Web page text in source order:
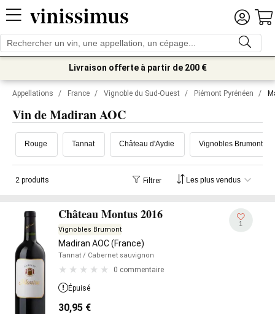
Livraison offerte à partir de 200 €
Appellations / France / Vignoble du Sud-Ouest / Piémont Pyrénéen /
Vin de Madiran AOC
Rouge Tannat Château d'Aydie Vignobles Brumont
2 produits Filtrer
Château Montus 2016
Vignobles Brumont
Madiran AOC (France)
Tannat / Cabernet sauvignon
0 commentaire
1
Épuisé
30,95 €